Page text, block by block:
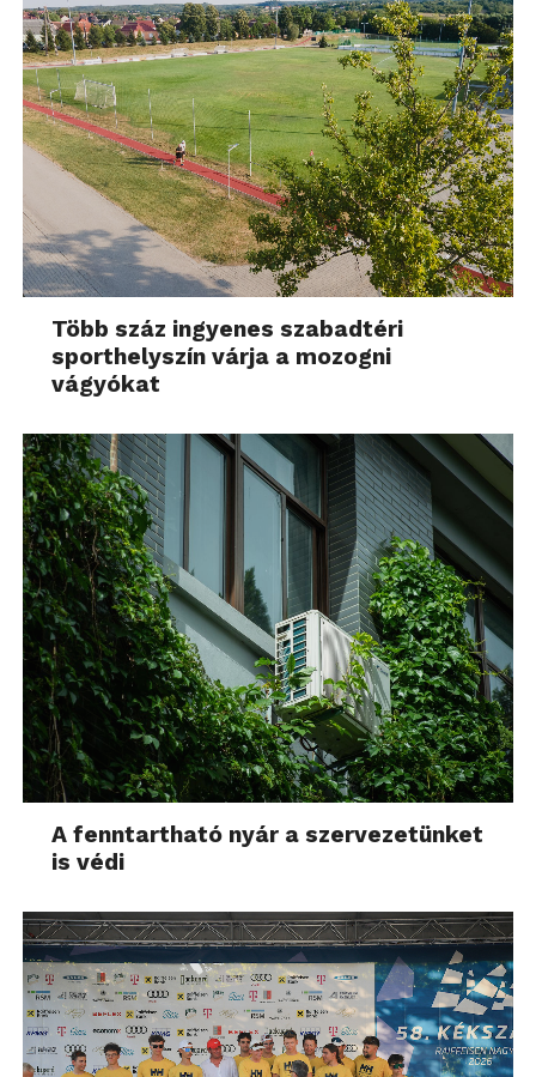
Több száz ingyenes szabadtéri
sporthelyszín várja a mozogni
vágyókat
A fenntartható nyár a szervezetünket
is védi